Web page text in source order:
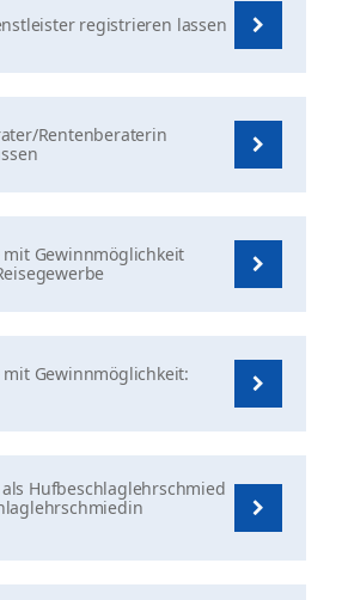
registrieren lassen
Rentenberaterin
mit Gewinnmöglichkeit
Gewinnmöglichkeit:
Hufbeschlaglehrschmied